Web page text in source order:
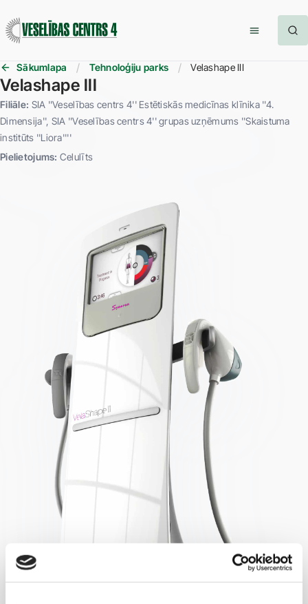
Sākumlapa Tehnoloģiju parks Velashape III
Velashape III
Filiāle: SIA ''Veselības centrs 4'' Estētiskās medicīnas klīnika ''4.
Dimensija'' SIA ''Veselības centrs 4'' grupas uzņēmums ''Skaistuma
institūts ''Liora''''
Pielietojums: Celulīts